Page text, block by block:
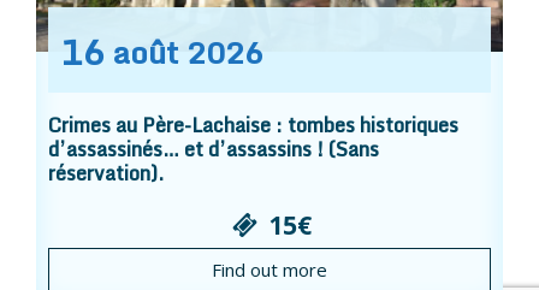
16 août 2026
Crimes au Père-Lachaise : tombes historiques
d’assassinés… et d’assassins ! (Sans
réservation).
15€
Find out more